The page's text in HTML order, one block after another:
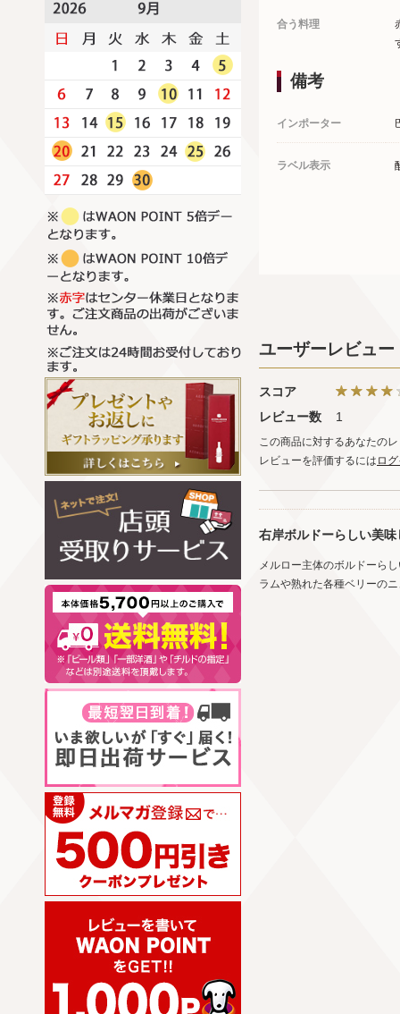
合う料理
備考
インポーター
ラベル表示
ユーザーレビュー
スコア
レビュー数
1
この商品に対するあなたの
レビューを評価するには ロ
右岸ボルドーらしい美味
メルロー主体のボルドーら
ラムや熟れた各種ベリーの